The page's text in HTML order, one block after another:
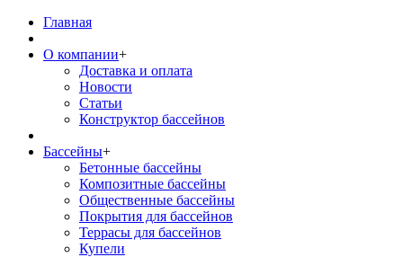
Главная
О компании+
Доставка и оплата
Новости
Статьи
Конструктор бассейнов
Бассейны+
Бетонные бассейны
Композитные бассейны
Общественные бассейны
Покрытия для бассейнов
Террасы для бассейнов
Купели